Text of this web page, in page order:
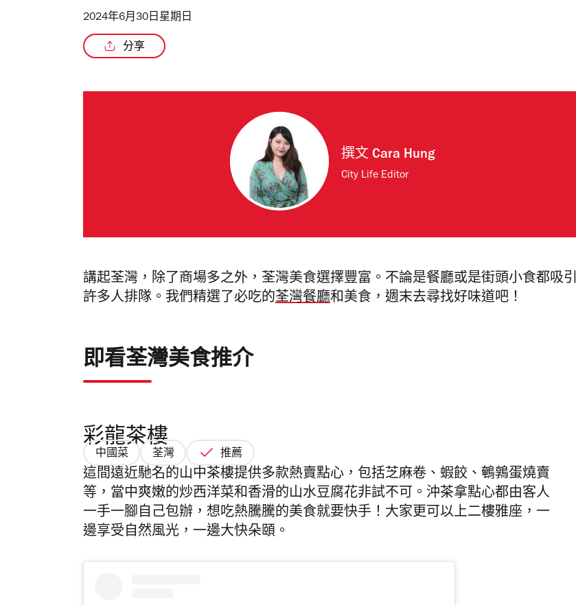
2024年6月30日星期日
分享
撰文Cara Hung
City Life Editor
講起荃灣，除了商場多之外，荃灣美食選擇豐富。不論是餐廳或是街頭小食都吸引
許多人排隊。我們精選了必吃的荃灣餐廳和美食，週末去尋找好味道吧！
即看荃灣美食推介
彩龍茶樓
中國菜 荃灣 推薦
這間遠近馳名的山中茶樓提供多款熱賣點心，包括芝麻卷、蝦餃、鵪鶉蛋燒賣
等，當中爽嫩的炒西洋菜和香滑的山水豆腐花非試不可。沖茶拿點心都由客人
一手一腳自己包辦，想吃熱騰騰的美食就要快手！大家更可以上二樓雅座，一
邊享受自然風光，一邊大快朵頤。